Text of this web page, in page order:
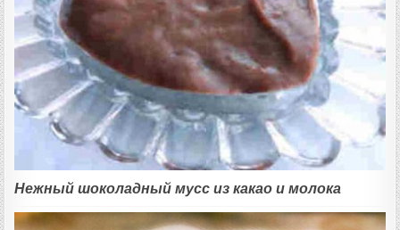
Нежный шоколадный мусс из какао и молока